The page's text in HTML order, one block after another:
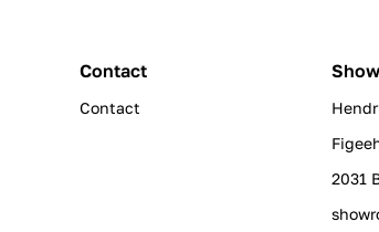
Contact
Contact
2031